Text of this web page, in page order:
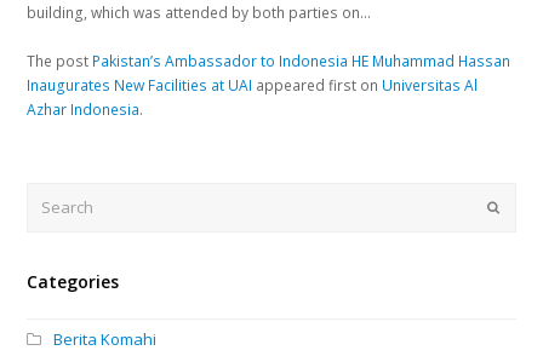
building, which was attended by both parties on…
The post Pakistan’s Ambassador to Indonesia HE Muhammad Hassan
Inaugurates New Facilities at UAI appeared first on Universitas Al
Azhar Indonesia.
Submit
Categories
Berita Komahi